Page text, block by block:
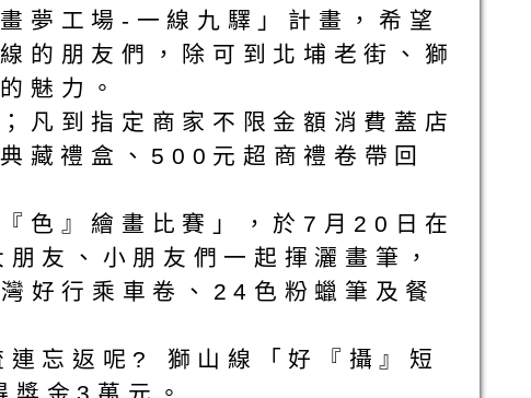
工場-一線九驛」計畫，希望
的朋友們，除可到北埔老街、獅
魅力。
凡到指定商家不限金額消費蓋店
藏禮盒、500元超商禮卷帶回
色』繪畫比賽」，於7月20日在
友、小朋友們一起揮灑畫筆，
好行乘車卷、24色粉蠟筆及餐
忘返呢? 獅山線「好『攝』短